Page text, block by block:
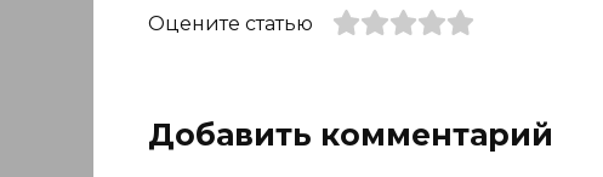
Оцените статью
Добавить комментарий